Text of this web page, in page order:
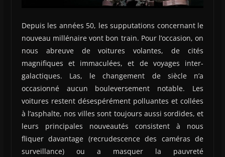
Depuis les années 50, les supputations concernant le
nouveau millénaire vont bon train. Pour l’occasion, on
nous abreuve de voitures volantes, de cités
magnifiques et immaculées, et de voyages inter-
galactiques. Las, le changement de siècle n’a
occasionné aucun bouleversement notable. Les
voitures restent désespérément polluantes et collées
à l’asphalte, nos villes sont toujours aussi sordides, et
leurs principales nouveautés consistent à nous
fliquer davantage (recrudescence des caméras de
surveillance) ou a masquer la pauvreté